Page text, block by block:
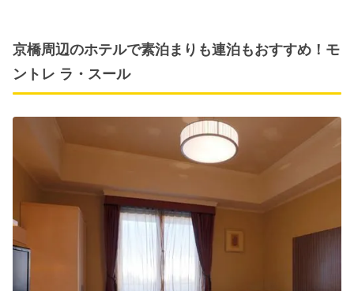
京橋周辺のホテルで素泊まりも連泊もおすすめ！モ
ントレ ラ・スール